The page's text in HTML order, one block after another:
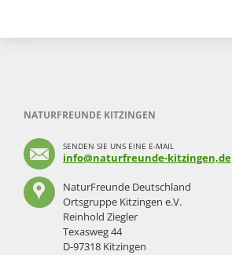
NATURFREUNDE KITZINGEN
SENDEN SIE UNS EINE E-MAIL
info@naturfreunde-kitzingen,de
NaturFreunde Deutschland
Ortsgruppe Kitzingen e.V.
Reinhold Ziegler
Texasweg 44
D-97318 Kitzingen